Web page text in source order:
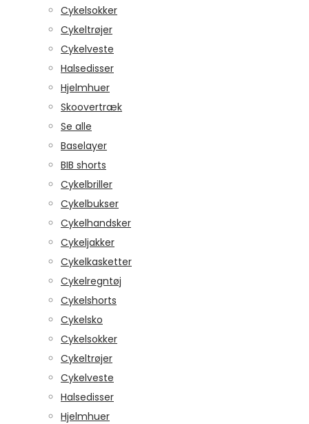
Cykelsokker
Cykeltrøjer
Cykelveste
Halsedisser
Hjelmhuer
Skoovertræk
Se alle
Baselayer
BIB shorts
Cykelbriller
Cykelbukser
Cykelhandsker
Cykeljakker
Cykelkasketter
Cykelregntøj
Cykelshorts
Cykelsko
Cykelsokker
Cykeltrøjer
Cykelveste
Halsedisser
Hjelmhuer